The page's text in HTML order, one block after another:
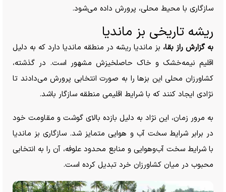
سازگاری با محیط محلی، پرورش داده می‌شود.
ریشه تاریخی بز ماندیا
به گزارش راز بقا، بز ماندیا ریشه در منطقه ماندیا دارد که به دلیل
اقلیم نیمه‌خشک و خاک حاصلخیزش مشهور است. در گذشته،
کشاورزان محلی این بز‌ها را به صورت انتخابی پرورش می‌دادند تا
نژادی ایجاد کنند که با شرایط اقلیمی منطقه سازگار باشد.
به مرور زمان، این نژاد به دلیل بازده بالای گوشت و مقاومت خود
در برابر شرایط سخت آب و هوایی متمایز شد. سازگاری بز ماندیا
با شرایط سخت آب‌وهوایی و منابع محدود علوفه، آن را به انتخابی
محبوب در میان کشاورزان خرد تبدیل کرده است.